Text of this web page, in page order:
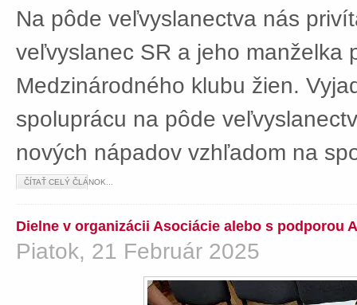
Na pôde veľvyslanectva nás
veľvyslanec SR a jeho manželka
Medzinárodného klubu žien.
spoluprácu na pôde
nových nápadov vzhľadom na
ČÍTAŤ CELÝ ČLÁNOK...
Dielne v organizácii Asociácie alebo s podporou
Piatok, 21 Február 2025